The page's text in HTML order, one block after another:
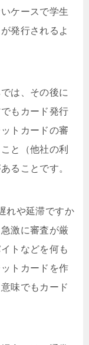
ケースで学生
発行されるよ
は、その後に
もカード発行
トカードの審
と（他社の利
ることです。
れや延滞ですか
激に審査が厳
トなどを何も
トカードを作
味でもカード